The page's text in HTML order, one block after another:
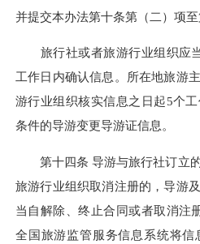
并提交本办法第十条第（二）项
旅行社或者旅游行业组织应
工作日内确认信息。所在地旅游
游行业组织核实信息之日起5个
条件的导游变更导游证信息。
第十四条 导游与旅行社订立的
旅游行业组织取消注册的，导游
当自解除、终止合同或者取消注
全国旅游监管服务信息系统将